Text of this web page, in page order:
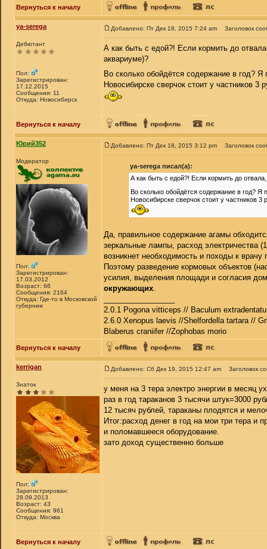
Вернуться к началу
ya-serega
Дебютант
Пол:
Зарегистрирован:
17.12.2015
Сообщения: 11
Откуда: Новосибирск
Добавлено: Пт Дек 18, 2015 7:24 am Заголовок
А как быть с едой?! Если кормить до
аквариуме)?
Во сколько обойдётся содержание в год?
Новосибирске сверчок стоит у частников 3
Вернуться к началу
Юрий352
Модератор
Пол:
Зарегистрирован:
17.03.2012
Возраст: 66
Сообщения: 2164
Откуда: Где-то в Московской
губернии
Добавлено: Пт Дек 18, 2015 3:12 pm Заголовок
ya-serega писал(а):
А как быть с едой?! Если кормить до
Во сколько обойдётся содержание в год?
Новосибирске сверчок стоит у частников 3
Да, правильное содержание агамы
зеркальные лампы, расход электричества
возникнет необходимость и походы к
Поэтому разведение кормовых объектов
усилия, выделения площади и согласия
окружающих.
2.0.1 Pogona vitticeps // Baculum
2.6.0 Xenopus laevis //Shelfordella tartara //
Blaberus craniifer //Zophobas morio
Вернуться к началу
kerrigan
Знаток
Пол:
Зарегистрирован:
28.09.2013
Возраст: 43
Сообщения: 961
Откуда: Москва
Добавлено: Сб Дек 19, 2015 12:47 am Заголовок
у меня на 3 тера электро энергии в месяц
раз в год тараканов 3 тысячи штук=3000
12 тысяч рублей, тараканы плодятся и
Итог:расход денег в год на мои три тера
и поломавшееся оборудование.
зато доход существенно больше
Вернуться к началу